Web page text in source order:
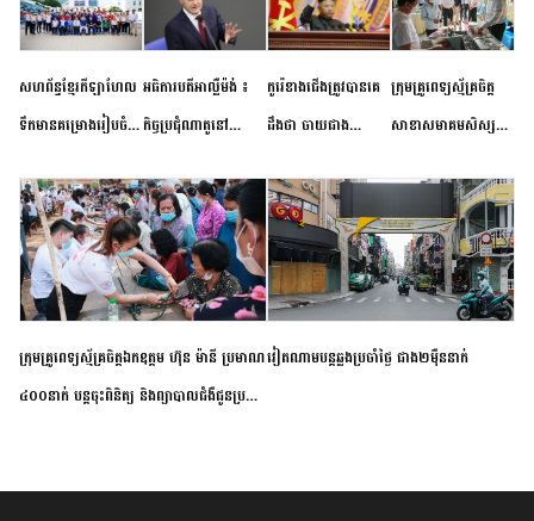
សហព័ន្ធខ្មែរកីឡាហែល
ទឹកមានគម្រោងរៀបចំ
កម្រិតបឋម ដល់ឧត្តម
សិក្សានាពេលខាងមុខ
អធិការបតីអាល្លឺម៉ង់ ៖
កិច្ចប្រជុំណាតូនៅ
ខាងមុខនឹងបញ្ជូនសញ្ញា
នៃភាពស្អិតរមួត និង
ការប្តេជ្ញាចិត្ត
កូរ៉េខាងជើងត្រូវបានគេ
ដឹងថា ចាយជាង
អភិវឌ្ឍន៍នុយក្លេអ៊ែរ
ក្រុមគ្រូពេទ្យស្ម័គ្រចិត្ត
សាខាសមាគមសិស្ស
ខេត្តកំពង់ចាម ចុះពិនិត្យ
ពិគ្រោះជំងឺទូទៅ និងផ្តល់
ថ្នាំពេទ្យជូនប្រជាពលរដ្ឋ
រស់នៅសង្កាត់បឹងកុក
ក្រុមគ្រូពេទ្យស្ម័គ្រចិត្តឯកឧត្តម ហ៊ុន ម៉ានី ប្រមាណ
៤០០នាក់ បន្តចុះពិនិត្យ និងព្យាបាលជំងឺជូនប្រជា
វៀតណាម​បន្ត​ឆ្លង​ប្រចាំថ្ងៃ​ ​ជាង​២​ម៉ឺន​នាក់​